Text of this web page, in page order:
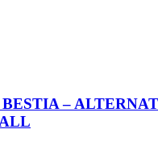
–